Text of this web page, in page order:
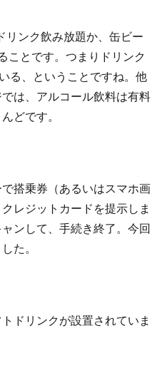
リンク飲み放題か、缶ビー
ことです。つまりドリンク
る、ということですね。他
は、アルコール飲料は有料
どです。
搭乗券（あるいはスマホ画
レジットカードを提示しま
ンして、手続き終了。今回
た。
ドリンクが設置されていま